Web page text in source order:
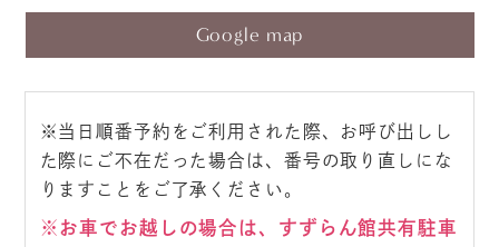
Google map
※当日順番予約をご利用された際、お呼び出しし
た際にご不在だった場合は、番号の取り直しにな
りますことをご了承ください。
※お車でお越しの場合は、すずらん館共有駐車